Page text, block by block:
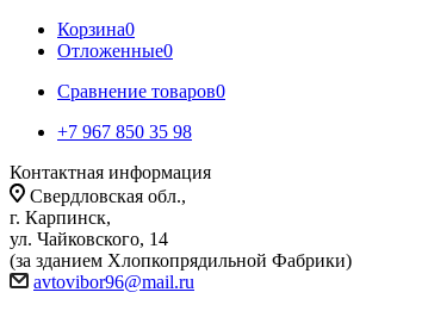
Корзина0
Отложенные0
Сравнение товаров0
+7 967 850 35 98
Контактная информация
Свердловская обл.,
г. Карпинск,
ул. Чайковского, 14
(за зданием Хлопкопрядильной Фабрики)
avtovibor96@mail.ru